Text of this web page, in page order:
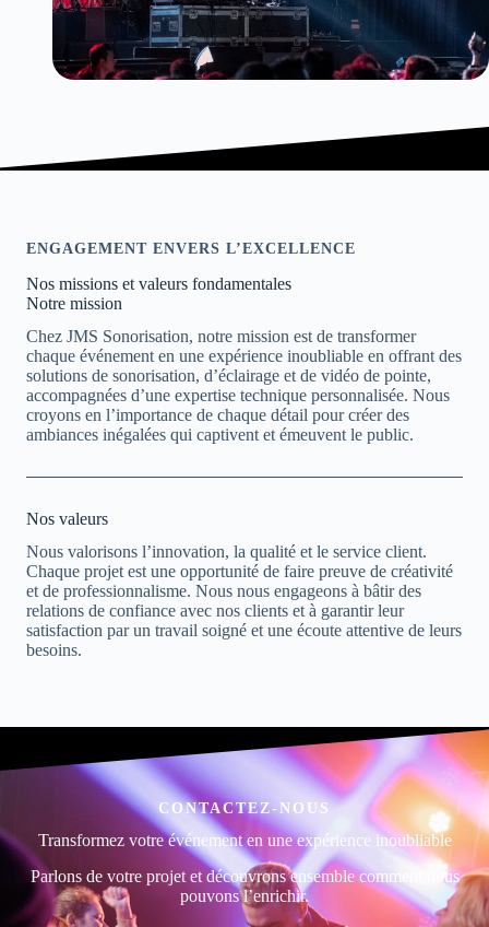
ENGAGEMENT ENVERS L’EXCELLENCE
Nos missions et valeurs fondamentales
Notre mission
Chez JMS Sonorisation, notre mission est de transformer
chaque événement en une expérience inoubliable en offrant des
solutions de sonorisation, d’éclairage et de vidéo de pointe,
accompagnées d’une expertise technique personnalisée. Nous
croyons en l’importance de chaque détail pour créer des
ambiances inégalées qui captivent et émeuvent le public.
Nos valeurs
Nous valorisons l’innovation, la qualité et le service client.
Chaque projet est une opportunité de faire preuve de créativité
et de professionnalisme. Nous nous engageons à bâtir des
relations de confiance avec nos clients et à garantir leur
satisfaction par un travail soigné et une écoute attentive de leurs
besoins.
CONTACTEZ-NOUS
Transformez votre événement en une expérience inoubliable
Parlons de votre projet et découvrons ensemble comment nous
pouvons l’enrichir.